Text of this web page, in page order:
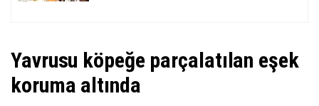
Yavrusu köpeğe parçalatılan eşek
koruma altında